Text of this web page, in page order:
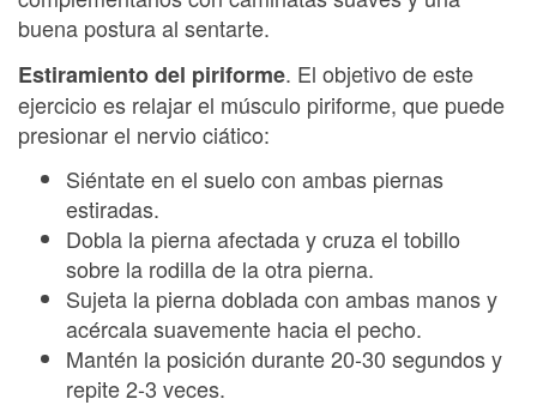
buena postura al sentarte.
Estiramiento del piriforme. El objetivo de este
ejercicio es relajar el músculo piriforme, que puede
presionar el nervio ciático:
Siéntate en el suelo con ambas piernas
estiradas.
Dobla la pierna afectada y cruza el tobillo
sobre la rodilla de la otra pierna.
Sujeta la pierna doblada con ambas manos y
acércala suavemente hacia el pecho.
Mantén la posición durante 20-30 segundos y
repite 2-3 veces.